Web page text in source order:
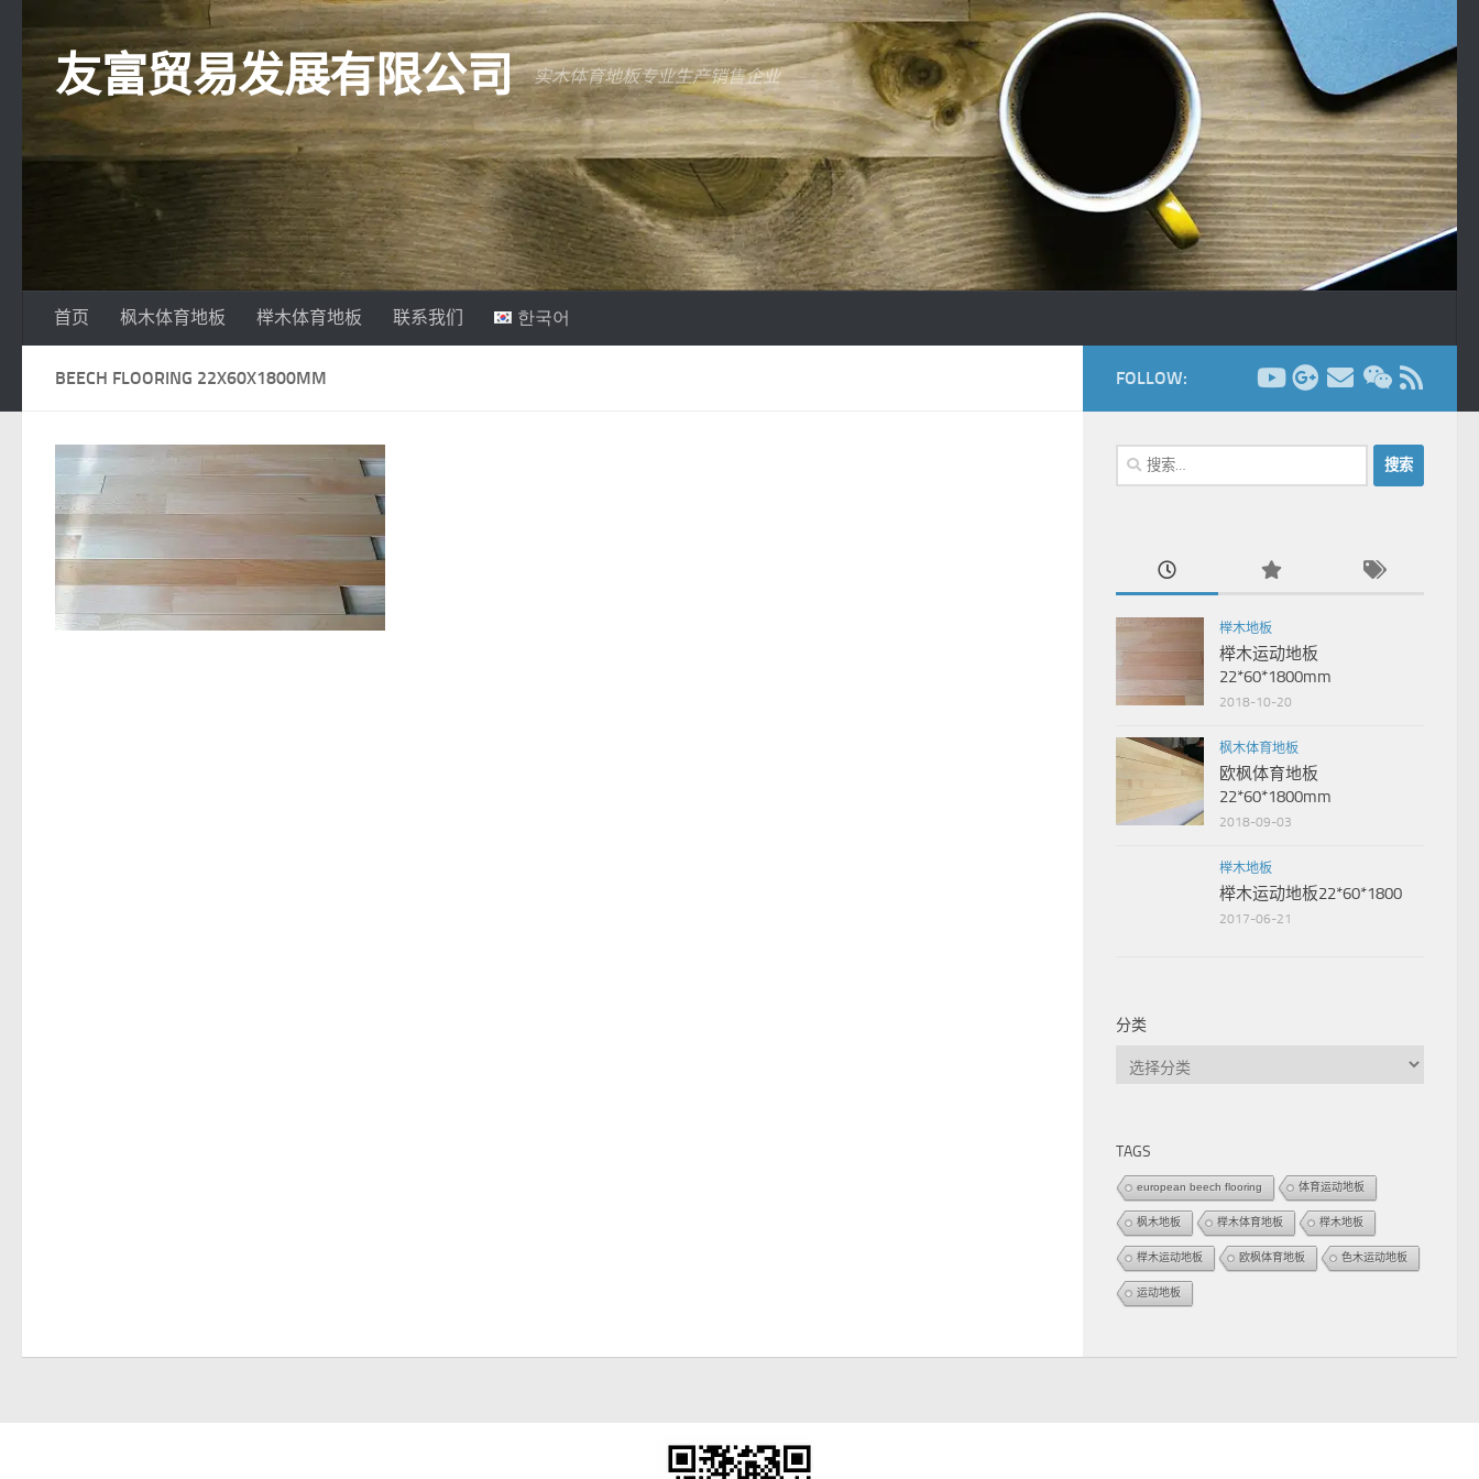
跳至内容
友富贸易发展有限公司 实木体育地板专业生产销售企业
首页 枫木体育地板 榉木体育地板 联系我们 한국어
BEECH FLOORING 22X60X1800MM FOLLOW:
搜
索：
榉木地板
榉木运动地板
22*60*1800mm
2018-10-20
枫木体育地板
欧枫体育地板
22*60*1800mm
2018-09-03
榉木地板
榉木运动地板22*60*1800
2017-06-21
分类
分
TAGS
european beech flooring 体育运动地板
枫木地板 榉木体育地板 榉木地板
榉木运动地板 欧枫体育地板 色木运动地板
运动地板